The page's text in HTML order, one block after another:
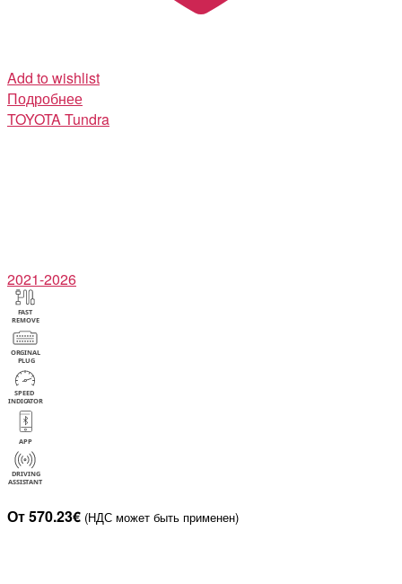
Add to wishlist
Подробнее
TOYOTA Tundra
2021-2026
От 570.23€ (НДС может быть применен)